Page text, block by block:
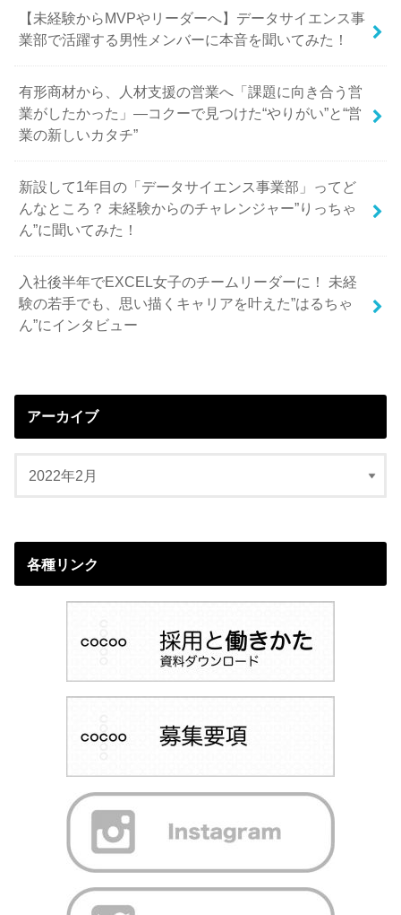
【未経験からMVPやリーダーへ】データサイエンス事
業部で活躍する男性メンバーに本音を聞いてみた！
有形商材から、人材支援の営業へ「課題に向き合う営
業がしたかった」—コクーで見つけた“やりがい”と“営
業の新しいカタチ”
新設して1年目の「データサイエンス事業部」ってど
んなところ？ 未経験からのチャレンジャー”りっちゃ
ん”に聞いてみた！
入社後半年でEXCEL女子のチームリーダーに！ 未経
験の若手でも、思い描くキャリアを叶えた”はるちゃ
ん”にインタビュー
アーカイブ
各種リンク